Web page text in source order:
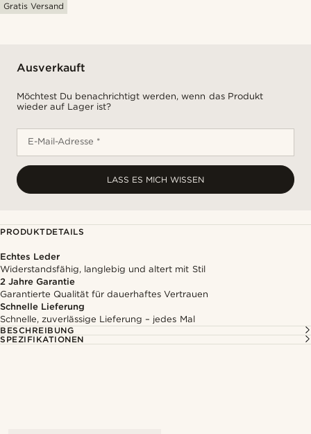
Gratis Versand
Ausverkauft
Möchtest Du benachrichtigt werden, wenn das Produkt
wieder auf Lager ist?
E-Mail-Adresse *
LASS ES MICH WISSEN
PRODUKTDETAILS
Echtes Leder
Widerstandsfähig, langlebig und altert mit Stil
2 Jahre Garantie
Garantierte Qualität für dauerhaftes Vertrauen
Schnelle Lieferung
Schnelle, zuverlässige Lieferung – jedes Mal
BESCHREIBUNG
SPEZIFIKATIONEN